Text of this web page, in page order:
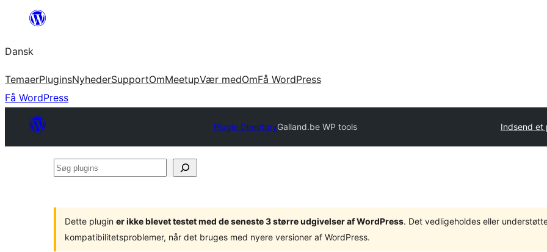
Spring
indhold
Dansk
TemaerPluginsNyhederSupportOmMeetupVær medOmFå WordPress
Få WordPress
Plugin DirectoryGalland.be WP tools Indsend et
Søg
Dette plugin er ikke blevet testet med de seneste 3 større udgivelser af WordPress. Det vedligeholdes eller
kompatibilitetsproblemer, når det bruges med nyere versioner af WordPress.